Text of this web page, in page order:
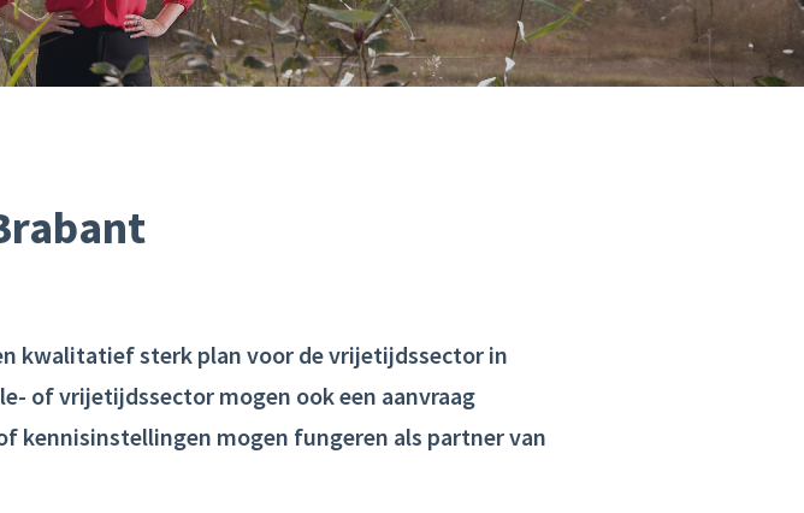
kwalitatief sterk plan voor de vrijetijdssector in
of vrijetijdssector mogen ook een aanvraag
kennisinstellingen mogen fungeren als partner van